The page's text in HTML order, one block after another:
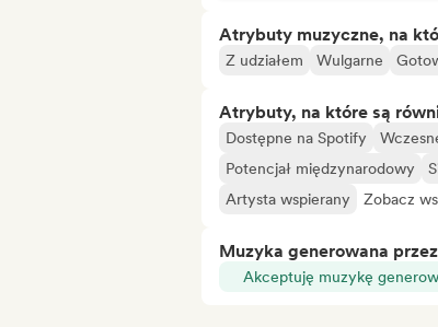
Atrybuty muzyczne, na
Z udziałem Wulgarne
Atrybuty, na które są
Dostępne na Spotify
Potencjał międzynarodowy
Artysta wspierany
Zobacz
Muzyka generowana
Akceptuję muzykę